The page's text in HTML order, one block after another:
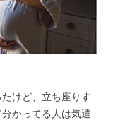
けど、立ち座りす
かってる人は気遣